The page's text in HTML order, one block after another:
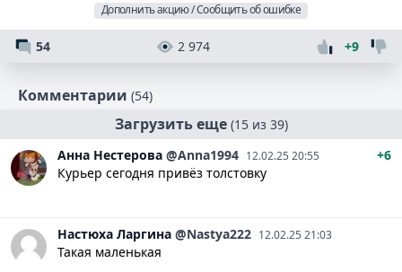
Дополнить акцию / Сообщить об ошибке
54 2 974 +9
Комментарии (54)
Загрузить еще (15 из 39)
Анна Нестерова @Anna1994 12.02.25 20:55
+6
Курьер сегодня привёз толстовку
Настюха Ларгина @Nastya222 12.02.25 21:03
Такая маленькая